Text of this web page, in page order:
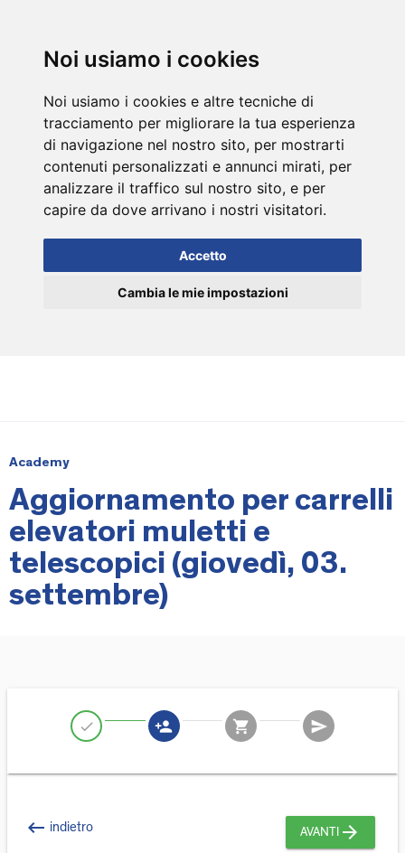
Noi usiamo i cookies
Noi usiamo i cookies e altre tecniche di
tracciamento per migliorare la tua esperienza
di navigazione nel nostro sito, per mostrarti
contenuti personalizzati e annunci mirati, per
analizzare il traffico sul nostro sito, e per
capire da dove arrivano i nostri visitatori.
Accetto
Cambia le mie impostazioni
Academy
Aggiornamento per carrelli
elevatori muletti e
telescopici (giovedì, 03.
settembre)
check person_add shopping_cart send
keyboard_backspace indietro AVANTI arrow_forward